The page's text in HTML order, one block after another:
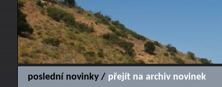
poslední novinky / přejít na archiv novinek